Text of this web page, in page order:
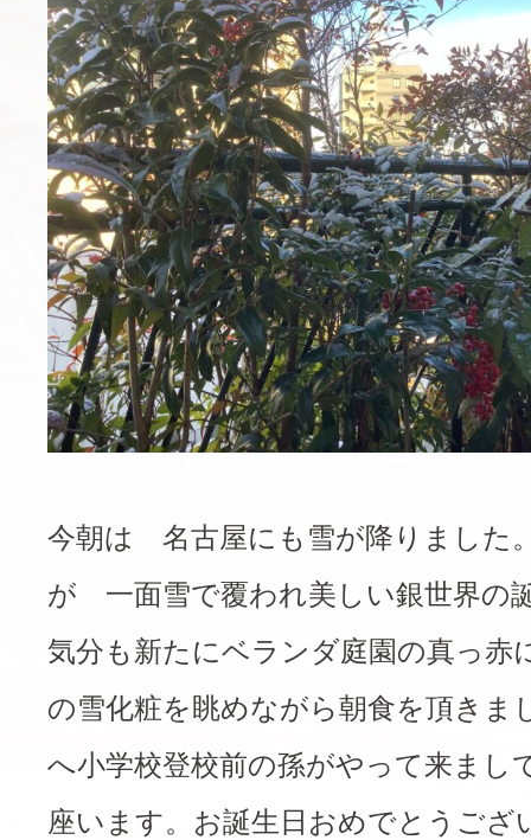
今朝は 名古屋にも雪が降りました
が 一面雪で覆われ美しい銀世界の
気分も新たにベランダ庭園の真っ赤
の雪化粧を眺めながら朝食を頂き
へ小学校登校前の孫がやって来まし
座います。お誕生日おめでとうござ